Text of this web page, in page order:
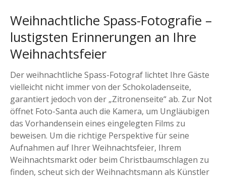
Weihnachtliche Spass-Fotografie –
lustigsten Erinnerungen an Ihre
Weihnachtsfeier
Der weihnachtliche Spass-Fotograf lichtet Ihre Gäste
vielleicht nicht immer von der Schokoladenseite,
garantiert jedoch von der „Zitronenseite“ ab. Zur Not
öffnet Foto-Santa auch die Kamera, um Ungläubigen
das Vorhandensein eines eingelegten Films zu
beweisen. Um die richtige Perspektive für seine
Aufnahmen auf Ihrer Weihnachtsfeier, Ihrem
Weihnachtsmarkt oder beim Christbaumschlagen zu
finden, scheut sich der Weihnachtsmann als Künstler